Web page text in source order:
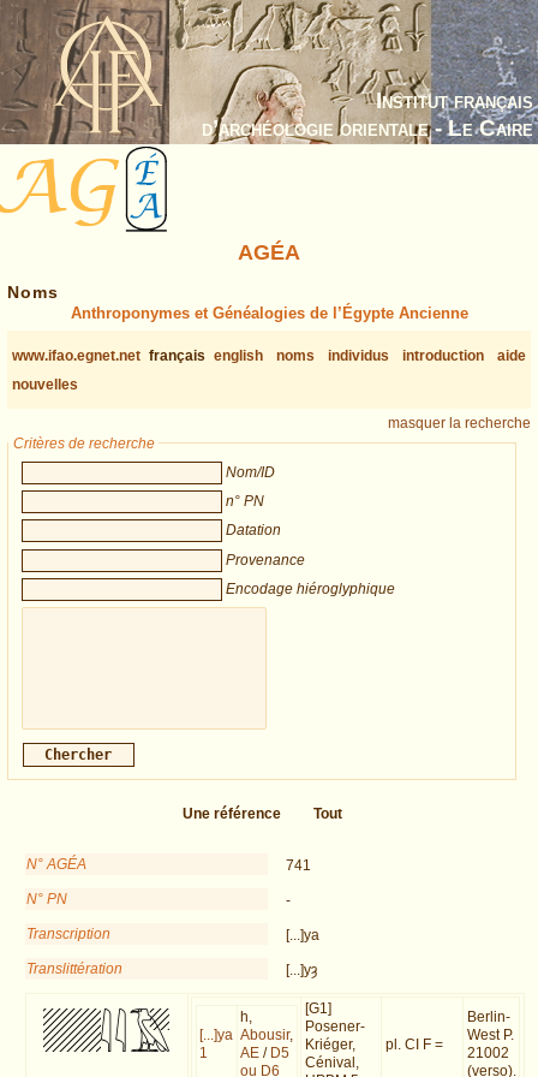
Institut français
d’archéologie orientale - Le Caire
AGÉA
Noms
Anthroponymes et Généalogies de l’Égypte Ancienne
www.ifao.egnet.net français english noms individus introduction
aide
nouvelles
masquer la recherche
Critères de recherche
Nom/ID
n° PN
Datation
Provenance
Encodage hiéroglyphique
Une référence Tout
N° AGÉA
741
N° PN
-
Transcription
[...]ya
Translittération
[...]yȝ
[...]ya
1
h,
Abousir,
AE / D5
ou D6
[G1]
Posener-
Kriéger,
Cénival,
pl. CI F =
Berlin-
West P.
21002
(verso).